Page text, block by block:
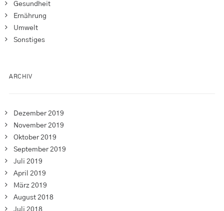
Gesundheit
Ernährung
Umwelt
Sonstiges
ARCHIV
Dezember 2019
November 2019
Oktober 2019
September 2019
Juli 2019
April 2019
März 2019
August 2018
Juli 2018